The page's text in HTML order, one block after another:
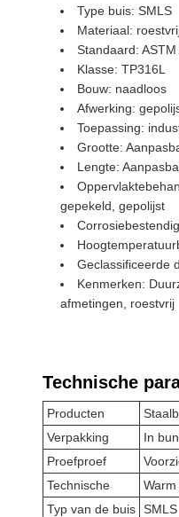
Type buis: SMLS
Materiaal:
Standaard: ASTM
Klasse: TP316L
Bouw: naadloos
Afwerking:
Toepassing:
Grootte:
Lengte:
gepekeld, gepolijst
Geclassificeerde
Kenmerken:
afmetingen, roestvrij
Technische
Producten
Verpakking
In
Proefproef
Technische
Typ van de buis SMLS